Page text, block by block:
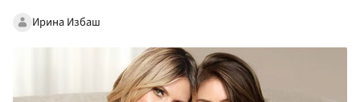
Ирина Избаш